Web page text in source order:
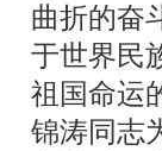
曲折的奋
于世界民
祖国命运
锦涛同志